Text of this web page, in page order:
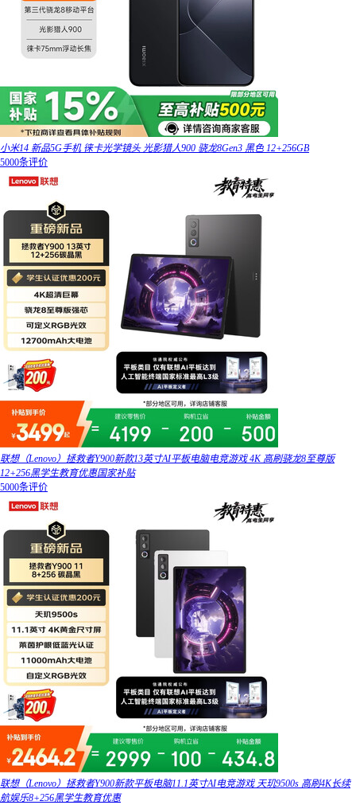
小米14 新品5G手机 徕卡光学镜头 光影猎人900 骁龙8Gen3 黑色 12+256GB
5000条评价
联想（Lenovo）拯救者Y900新款13英寸AI平板电脑电竞游戏 4K 高刷骁龙8至尊版
12+256黑学生教育优惠国家补贴
5000条评价
联想（Lenovo）拯救者Y900新款平板电脑11.1英寸AI电竞游戏 天玑9500s 高刷4K长续
航娱乐8+256黑学生教育优惠